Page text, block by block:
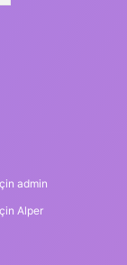
admin
Alper